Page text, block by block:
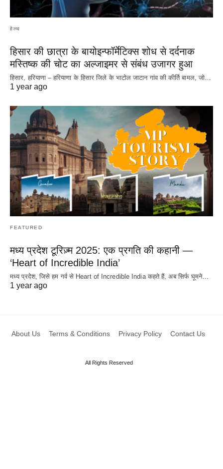
हेल्थ
हिसार की छात्रा के बायोइन्फॉर्मेटिक्स शोध से दर्दनाक
मस्तिष्क की चोट का अल्जाइमर से संबंध उजागर हुआ
हिसार, हरियाणा – हरियाणा के हिसार जिले के भाटोल जाटान गांव की कीर्ति बामल, जो…
1 year ago
FEATURED
मध्य प्रदेश टूरिज़्म 2025: एक प्रगति की कहानी —
‘Heart of Incredible India’
मध्य प्रदेश, जिसे हम गर्व से Heart of Incredible India कहते हैं, अब सिर्फ घूमने…
1 year ago
About Us Terms & Conditions Privacy Policy Contact Us
All Rights Reserved